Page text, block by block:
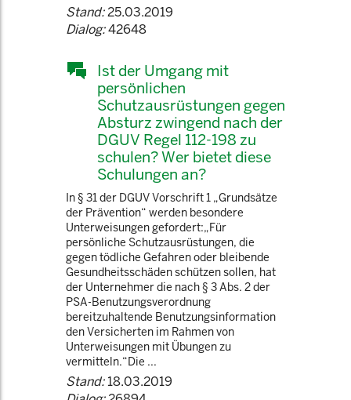
Stand:25.03.2019
Dialog:42648
Ist der Umgang mit
persönlichen
Schutzausrüstungen gegen
Absturz zwingend nach der
DGUV Regel 112-198 zu
schulen? Wer bietet diese
Schulungen an?
In § 31 der DGUV Vorschrift 1 „Grundsätze
der Prävention“ werden besondere
Unterweisungen gefordert:„Für
persönliche Schutzausrüstungen, die
gegen tödliche Gefahren oder bleibende
Gesundheitsschäden schützen sollen, hat
der Unternehmer die nach § 3 Abs. 2 der
PSA-Benutzungsverordnung
bereitzuhaltende Benutzungsinformation
den Versicherten im Rahmen von
Unterweisungen mit Übungen zu
vermitteln.“Die ...
Stand:18.03.2019